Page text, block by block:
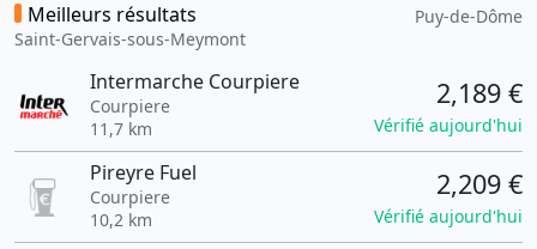
Meilleurs résultats
Saint-Gervais-sous-Meymont
Puy-de-Dôme
Intermarche Courpiere
Courpiere
11,7 km
2,189 €
Vérifié aujourd'hui
Pireyre Fuel
Courpiere
10,2 km
2,209 €
Vérifié aujourd'hui